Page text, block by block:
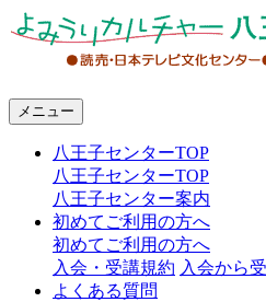
メニュー
八王子センターTOP
八王子センターTOP
八王子センター案内
初めてご利用の方へ
初めてご利用の方へ
入会・受講規約 入会から
よくある質問